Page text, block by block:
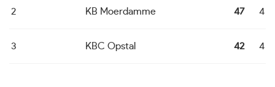
2 KB Moerdamme 47 4
3 KBC Opstal 42 4